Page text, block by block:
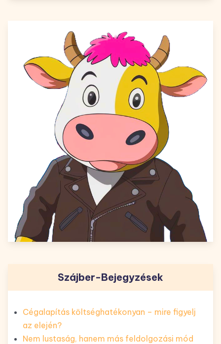
Szájber-Bejegyzések
Cégalapítás költséghatékonyan – mire figyelj
az elején?
Nem lustaság, hanem más feldolgozási mód